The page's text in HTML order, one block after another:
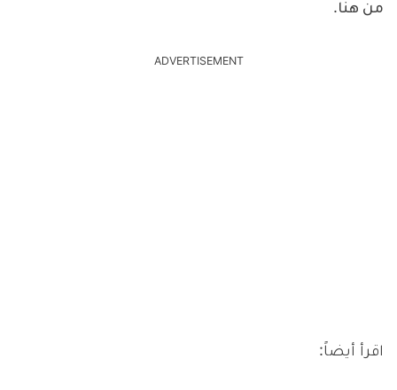
من هنا.
ADVERTISEMENT
اقرأ أيضاً: